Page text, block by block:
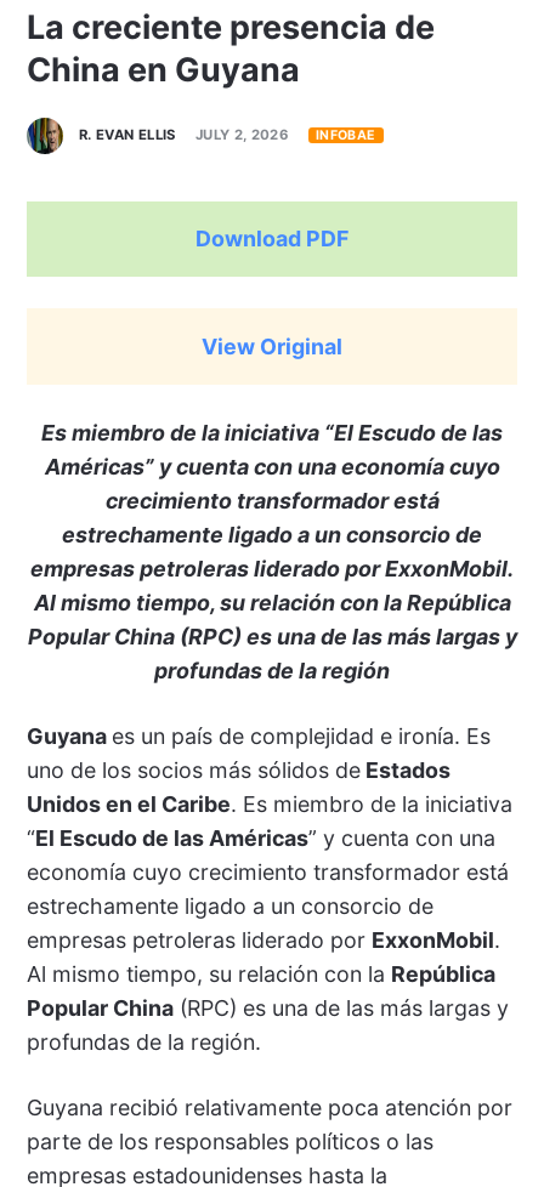
La creciente presencia de
China en Guyana
R. EVAN ELLIS JULY 2, 2026 INFOBAE
Download PDF
View Original
Es miembro de la iniciativa “El Escudo de las
Américas” y cuenta con una economía cuyo
crecimiento transformador está
estrechamente ligado a un consorcio de
empresas petroleras liderado por ExxonMobil.
Al mismo tiempo, su relación con la República
Popular China (RPC) es una de las más largas y
profundas de la región
Guyana es un país de complejidad e ironía. Es
uno de los socios más sólidos deEstados
Unidos en el Caribe. Es miembro de la iniciativa
“El Escudo de las Américas” y cuenta con una
economía cuyo crecimiento transformador está
estrechamente ligado a un consorcio de
empresas petroleras liderado por ExxonMobil.
Al mismo tiempo, su relación con la República
Popular China(RPC) es una de las más largas y
profundas de la región.
Guyana recibió relativamente poca atención por
parte de los responsables políticos o las
empresas estadounidenses hasta la